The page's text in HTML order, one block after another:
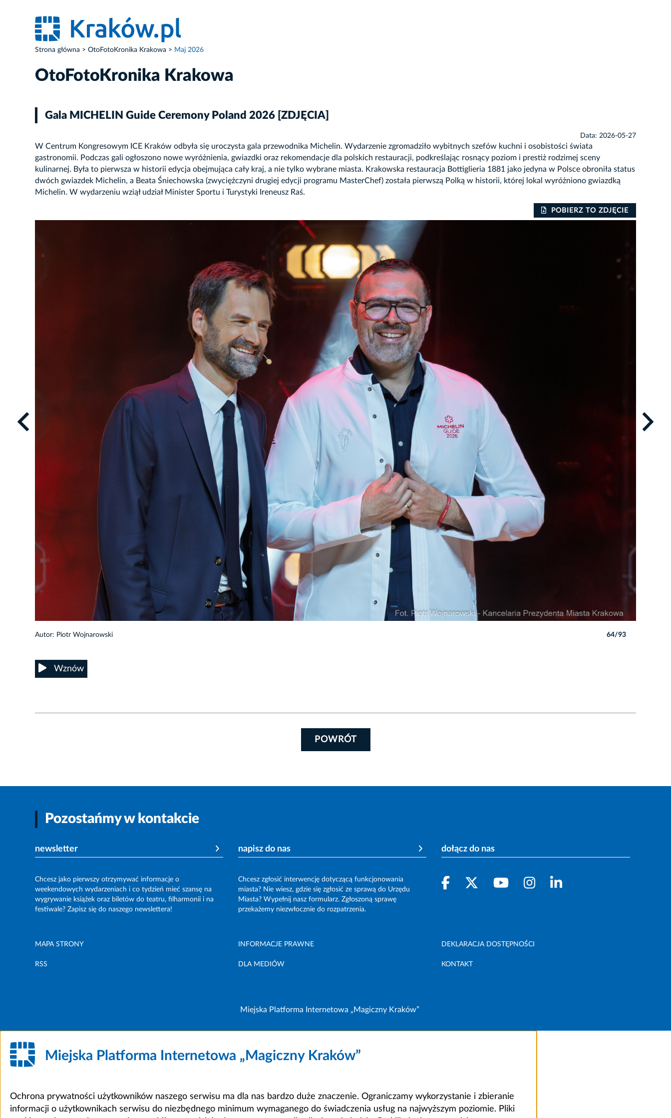
Strona główna OtoFotoKronika Krakowa Maj 2026
OtoFotoKronika Krakowa
Gala MICHELIN Guide Ceremony Poland 2026 [ZDJĘCIA]
Data: 2026-05-27
W Centrum Kongresowym ICE Kraków odbyła się uroczysta gala przewodnika Michelin. Wydarzenie zgromadziło wybitnych szefów kuchni i osobistości świata
gastronomii. Podczas gali ogłoszono nowe wyróżnienia, gwiazdki oraz rekomendacje dla polskich restauracji, podkreślając rosnący poziom i prestiż rodzimej sceny
kulinarnej. Była to pierwsza w historii edycja obejmująca cały kraj, a nie tylko wybrane miasta. Krakowska restauracja Bottiglieria 1881 jako jedyna w Polsce obroniła status
dwóch gwiazdek Michelin, a Beata Śniechowska (zwyciężczyni drugiej edycji programu MasterChef) została pierwszą Polką w historii, której lokal wyróżniono gwiazdką
Michelin. W wydarzeniu wziął udział Minister Sportu i Turystyki Ireneusz Raś.
POBIERZ TO ZDJĘCIE
Autor: Piotr Wojnarowski 64/93
Wznów
POWRÓT
Pozostańmy w kontakcie
newsletter
Chcesz jako pierwszy otrzymywać informacje o
weekendowych wydarzeniach i co tydzień mieć szansę na
wygrywanie książek oraz biletów do teatru, filharmonii i na
festiwale? Zapisz się do naszego newslettera!
napisz do nas
Chcesz zgłosić interwencję dotyczącą funkcjonowania
miasta? Nie wiesz, gdzie się zgłosić ze sprawą do Urzędu
Miasta? Wypełnij nasz formularz. Zgłoszoną sprawę
przekażemy niezwłocznie do rozpatrzenia.
dołącz do nas
MAPA STRONY INFORMACJE PRAWNE DEKLARACJA DOSTĘPNOŚCI
RSS DLA MEDIÓW KONTAKT
Miejska Platforma Internetowa „Magiczny Kraków”
Miejska Platforma Internetowa „Magiczny Kraków”
Ochrona prywatności użytkowników naszego serwisu ma dla nas bardzo duże znaczenie. Ograniczamy wykorzystanie i zbieranie
informacji o użytkownikach serwisu do niezbędnego minimum wymaganego do świadczenia usług na najwyższym poziomie. Pliki